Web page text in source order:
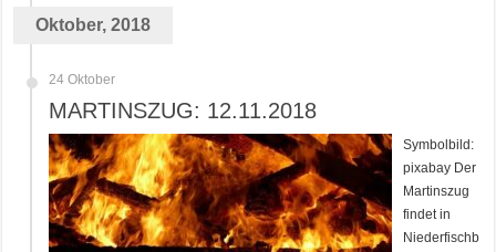
Oktober, 2018
24 Oktober
MARTINSZUG: 12.11.2018
Symbolbild:
pixabay Der
Martinszug
findet in
Niederfischb